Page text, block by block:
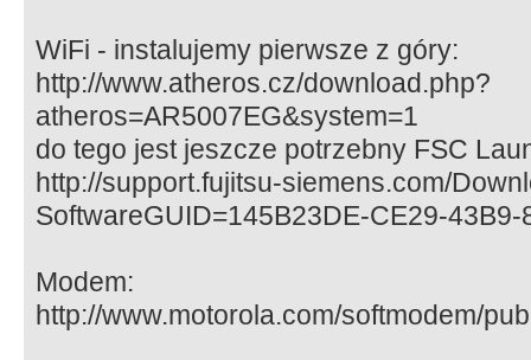
WiFi - instalujemy pierwsze z góry:
http://www.atheros.cz/download.php?
atheros=AR5007EG&system=1
do tego jest jeszcze potrzebny FSC
http://support.fujitsu-siemens.com/
SoftwareGUID=145B23DE-CE29-
Modem:
http://www.motorola.com/softmodem/